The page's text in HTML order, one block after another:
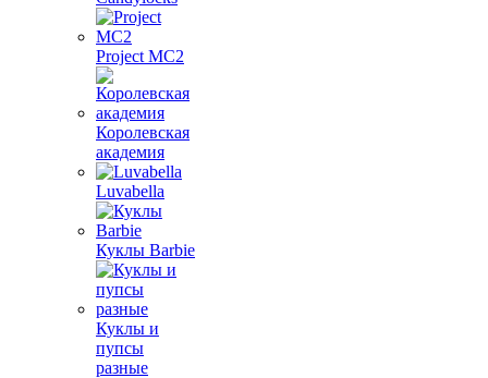
Project MС2
Королевская
академия
Luvabella
Куклы Barbie
Куклы и
пупсы
разные